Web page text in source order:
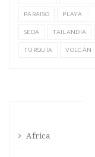
PARAISO PLAYA
SEDA TAILANDIA
TURQUÍA VOLCÁN
Africa